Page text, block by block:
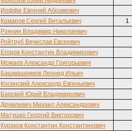
Иоффе Евгений Абрамович
Комаров Сергей Витальевич
1
Рзянин Владимир Николаевич
Ройтруб Вячеслав Евсеевич
Егоров Константин Владимирович
Можаев Александр Григорьевич
Башмашников Леонид Ильич
Косинский Александр Евгеньевич
Барский Юрий Владимирович
Друмлевич Михаил Александрович
Матушко Георгий Викторович
Кураков Константин Константинович